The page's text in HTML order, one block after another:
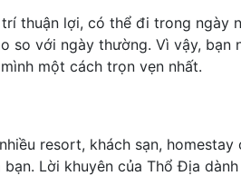
thuận lợi, có thể đi trong ngày
so với ngày thường. Vì vậy,
một cách trọn vẹn nhất.
resort, khách sạn,
Lời khuyên của Thổ Địa